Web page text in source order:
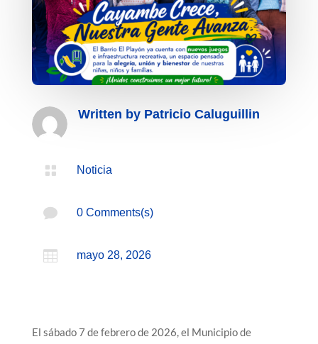
Written by Patricio Caluguillin
 Noticia
 0 Comments(s)
 mayo 28, 2026
El sábado 7 de febrero de 2026, el Municipio de